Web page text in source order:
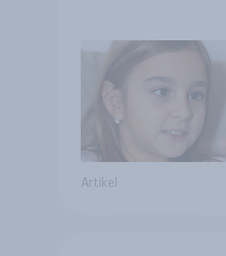
Artikel